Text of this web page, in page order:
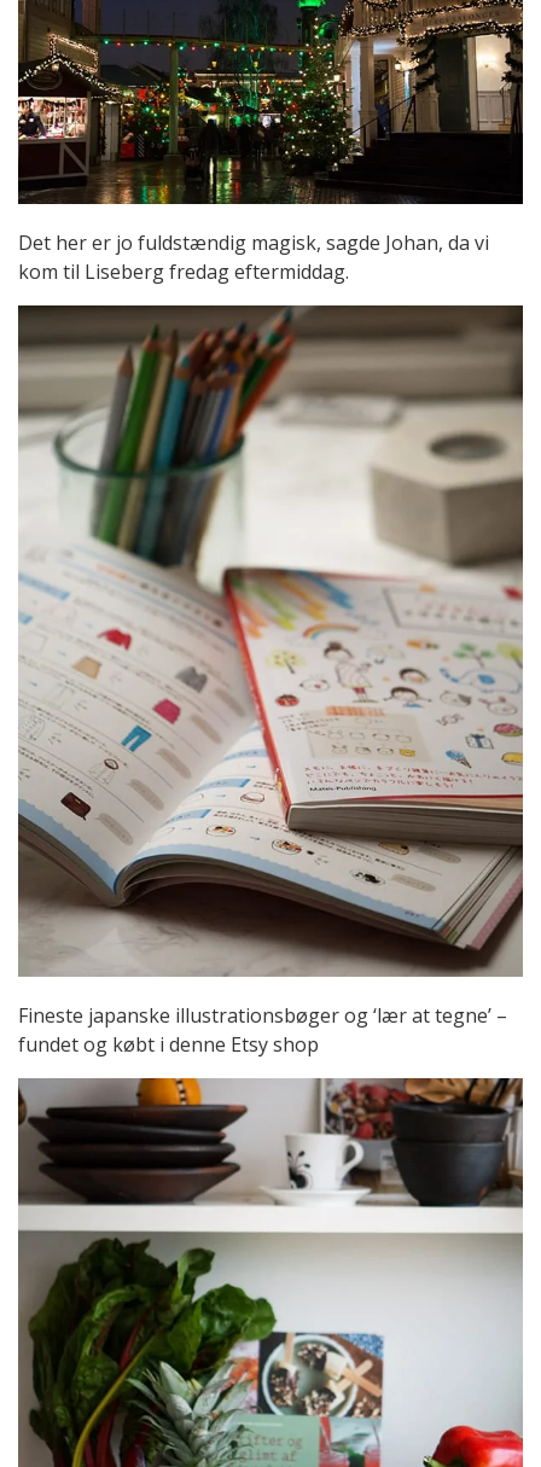
Det her er jo fuldstændig magisk, sagde Johan, da vi
kom til Liseberg fredag eftermiddag.
Fineste japanske illustrationsbøger og ‘lær at tegne’ –
fundet og købt i denne Etsy shop